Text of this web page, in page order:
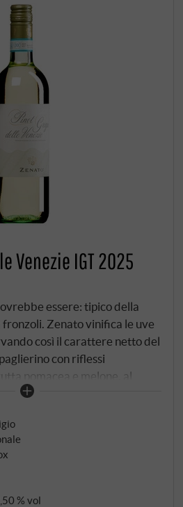
Venezie IGT 2025
essere: tipico della
Zenato vinifica le uve
così il carattere netto del
con riflessi
pomacea e melone, al
moderata e una
aperitivo, con insalate,
alla prossima festa.
massimo di 9°C.
% vol